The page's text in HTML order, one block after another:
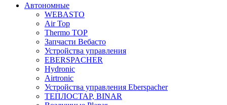
Автономные
WEBASTO
Air Top
Thermo TOP
Запчасти Вебасто
Устройства управления
EBERSPACHER
Hydronic
Airtronic
Устройства управления Eberspacher
ТЕПЛОСТАР, BINAR